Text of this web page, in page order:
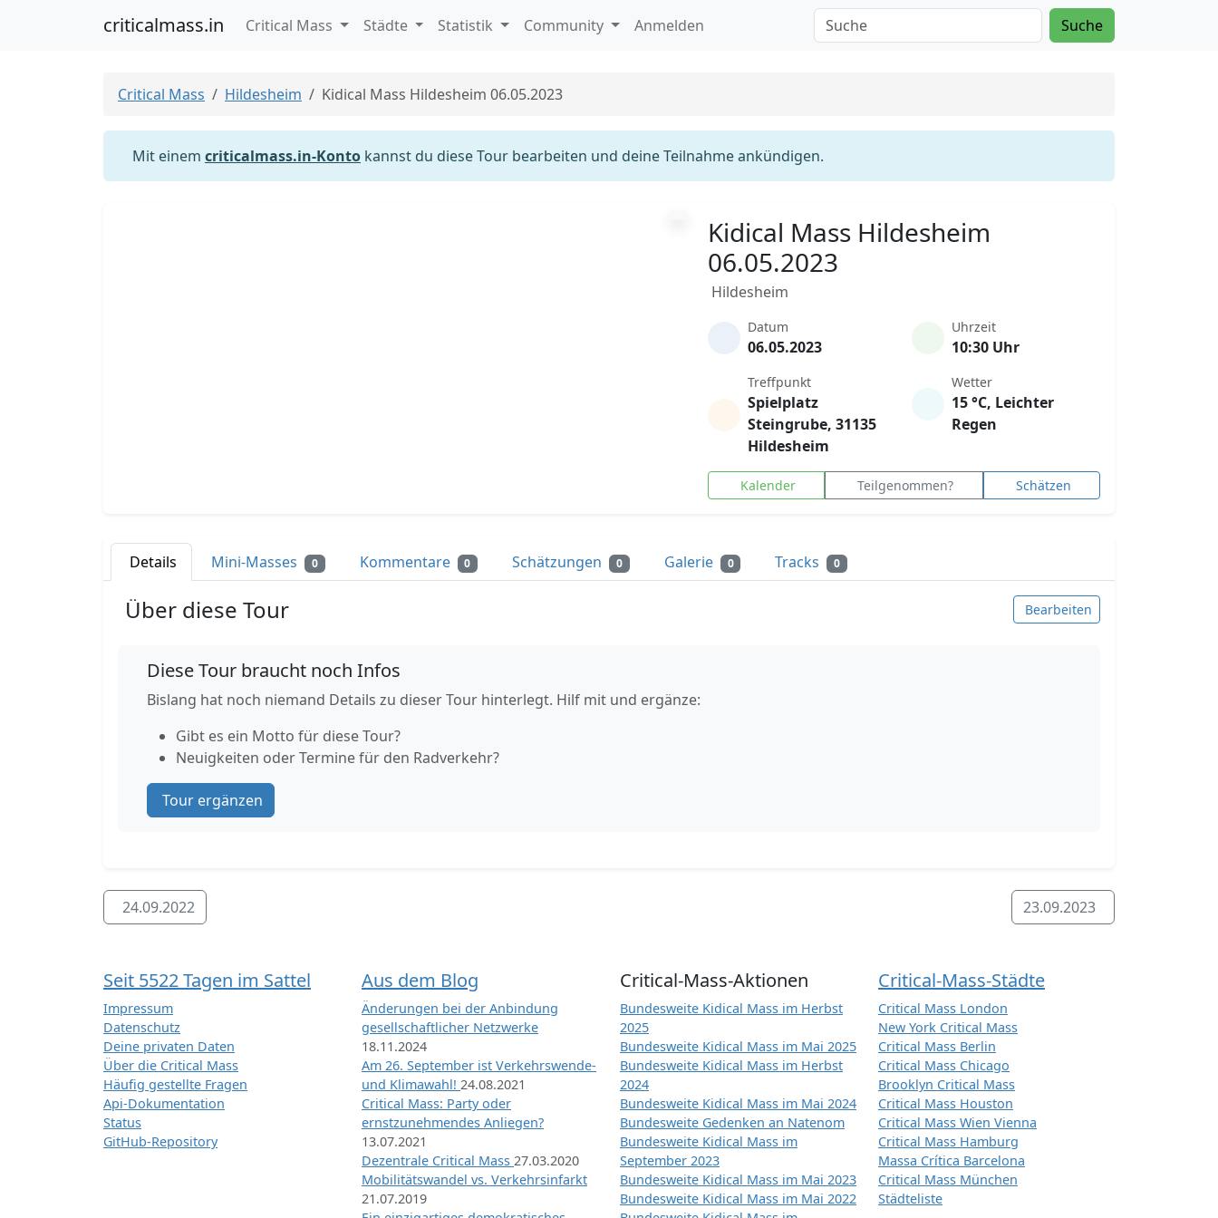
criticalmass.in Critical Mass Städte Statistik Community Anmelden Suche
Critical Mass Hildesheim Kidical Mass Hildesheim 06.05.2023
Mit einem criticalmass.in-Konto kannst du diese Tour bearbeiten und deine Teilnahme ankündigen.
Kidical Mass Hildesheim
06.05.2023
Hildesheim
Datum
06.05.2023
Uhrzeit
10:30 Uhr
Treffpunkt
Spielplatz
Steingrube, 31135
Hildesheim
Wetter
15 °C, Leichter
Regen
Kalender Teilgenommen? Schätzen
Details Mini-Masses 0 Kommentare 0 Schätzungen 0 Galerie 0 Tracks 0
Über diese Tour Bearbeiten
Diese Tour braucht noch Infos
Bislang hat noch niemand Details zu dieser Tour hinterlegt. Hilf mit und ergänze:
Gibt es ein Motto für diese Tour?
Neuigkeiten oder Termine für den Radverkehr?
Tour ergänzen
24.09.2022 23.09.2023
Seit 5522 Tagen im Sattel
Impressum
Datenschutz
Deine privaten Daten
Über die Critical Mass
Häufig gestellte Fragen
Api-Dokumentation
Status
GitHub-Repository
Aus dem Blog
Änderungen bei der Anbindung
gesellschaftlicher Netzwerke
18.11.2024
Am 26. September ist Verkehrswende-
und Klimawahl! 24.08.2021
Critical Mass: Party oder
ernstzunehmendes Anliegen?
13.07.2021
Dezentrale Critical Mass 27.03.2020
Mobilitätswandel vs. Verkehrsinfarkt
21.07.2019
Critical-Mass-Aktionen
Bundesweite Kidical Mass im Herbst
2025
Bundesweite Kidical Mass im Mai 2025
Bundesweite Kidical Mass im Herbst
2024
Bundesweite Kidical Mass im Mai 2024
Bundesweite Gedenken an Natenom
Bundesweite Kidical Mass im
September 2023
Bundesweite Kidical Mass im Mai 2023
Bundesweite Kidical Mass im Mai 2022
Critical-Mass-Städte
Critical Mass London
New York Critical Mass
Critical Mass Berlin
Critical Mass Chicago
Brooklyn Critical Mass
Critical Mass Houston
Critical Mass Wien Vienna
Critical Mass Hamburg
Massa Crítica Barcelona
Critical Mass München
Städteliste